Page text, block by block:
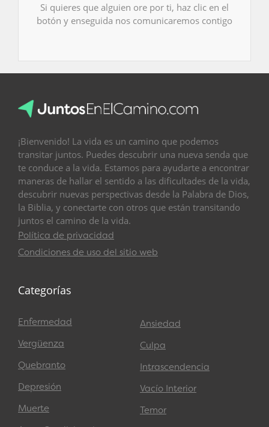
Si quieres que alguien ore por ti, haz clic en el
botón y enseguida nos comunicaremos contigo
¡Bienvenido! La vida es un camino que podemos
transitar juntos. Puedes descubrir una nueva senda que
te conduce a la vida. Estamos para ayudarte a encontrar
maneras de hallar el sentido a las dificultades de la vida,
descubrir nuevas perspectivas desde la Palabra de Dios,
la Biblia, y conectarte con otros que están transitando
juntos el camino de la vida.
Política de privacidad
Condiciones de uso del sitio web
Categorías
Enfermedad
Vergüenza
Quebranto
Depresión
Muerte
Ansiedad
Culpa
Intrascendencia
Vacío Interior
Temor